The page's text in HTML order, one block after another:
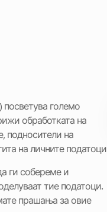
посветува големо
обработката на
подносители на
на личните
ги собереме и
тие податоци.
прашања за овие